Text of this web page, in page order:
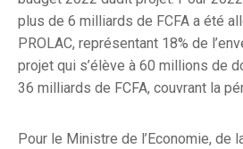
plus de 6 milliards de FCFA a été
PROLAC, représentant 18% de
projet qui s’élève à 60 millions de
36 milliards de FCFA, couvrant la
Pour le Ministre de l’Economie, de